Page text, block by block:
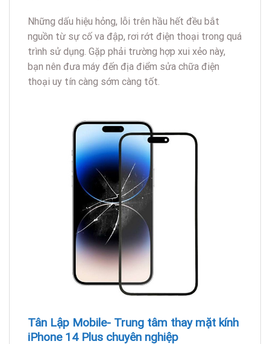
Những dấu hiệu hỏng, lỗi trên hầu hết đều bắt
nguồn từ sự cố va đập, rơi rớt điện thoại trong quá
trình sử dụng. Gặp phải trường hợp xui xẻo này,
bạn nên đưa máy đến địa điểm sửa chữa điện
thoại uy tín càng sớm càng tốt.
Tân Lập Mobile- Trung tâm thay mặt kính
iPhone 14 Plus chuyên nghiệp